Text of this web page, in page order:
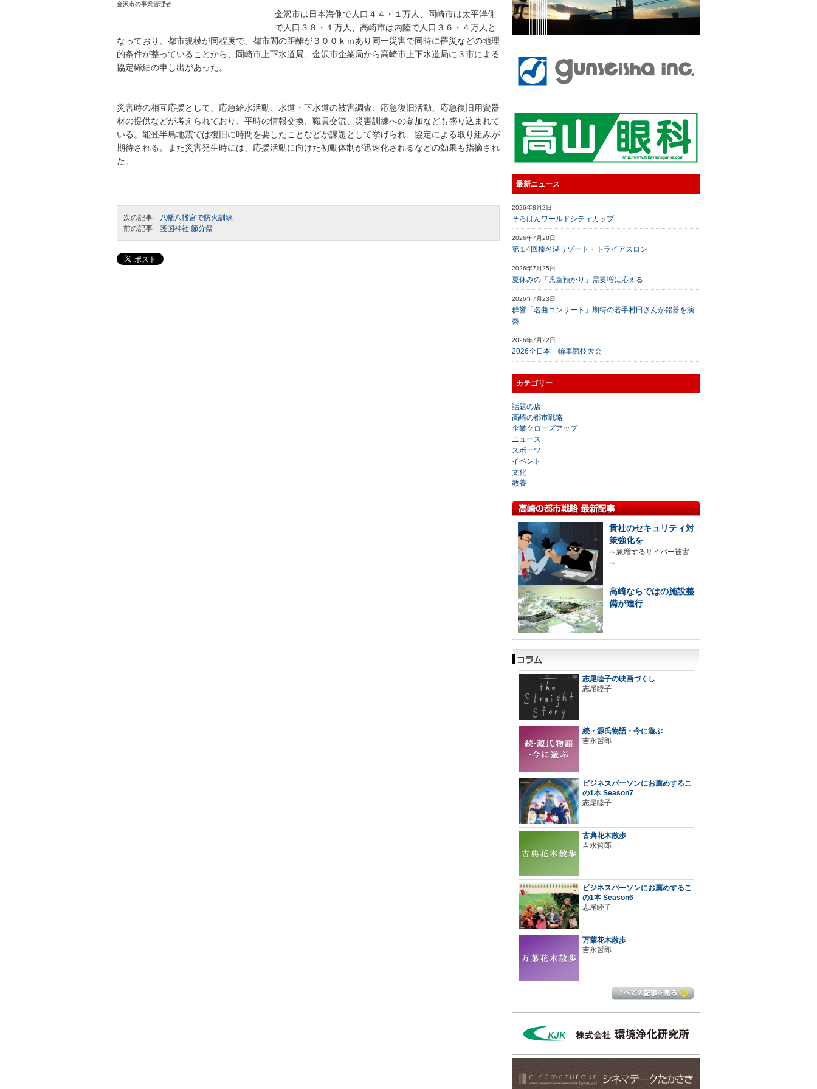
金沢市の事業管理者
金沢市は日本海側で人口４４・１万人、岡崎市は太平洋側
で人口３８・１万人、高崎市は内陸で人口３６・４万人と
なっており、都市規模が同程度で、都市間の距離が３００ｋｍあり同一災害で同時に罹災などの地理
的条件が整っていることから、岡崎市上下水道局、金沢市企業局から高崎市上下水道局に３市による
協定締結の申し出があった。
災害時の相互応援として、応急給水活動、水道・下水道の被害調査、応急復旧活動、応急復旧用資器
材の提供などが考えられており、平時の情報交換、職員交流、災害訓練への参加なども盛り込まれて
いる。能登半島地震では復旧に時間を要したことなどが課題として挙げられ、協定による取り組みが
期待される。また災害発生時には、応援活動に向けた初動体制が迅速化されるなどの効果も指摘され
た。
次の記事 八幡八幡宮で防火訓練
前の記事 護国神社 節分祭
最新ニュース
2026年8月2日
そろばんワールドシティカップ
2026年7月28日
第１4回榛名湖リゾート・トライアスロン
2026年7月25日
夏休みの「児童預かり」需要増に応える
2026年7月23日
群響「名曲コンサート」期待の若手村田さんが銘器を演
奏
2026年7月22日
2026全日本一輪車競技大会
カテゴリー
話題の店
高崎の都市戦略
企業クローズアップ
ニュース
スポーツ
イベント
文化
教養
貴社のセキュリティ対
策強化を
～急増するサイバー被害
～
高崎ならではの施設整
備が進行
志尾睦子の映画づくし
志尾睦子
続・源氏物語・今に遊ぶ
吉永哲郎
ビジネスパーソンにお薦めするこ
の1本 Season7
志尾睦子
古典花木散歩
吉永哲郎
ビジネスパーソンにお薦めするこ
の1本 Season6
志尾睦子
万葉花木散歩
吉永哲郎